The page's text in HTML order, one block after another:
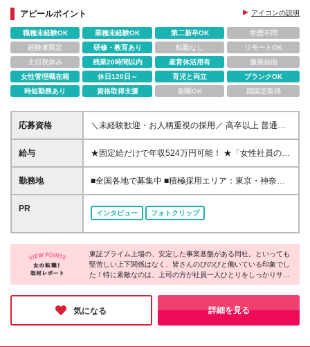
アピールポイント
アイコンの説明
職種未経験OK 業種未経験OK 第二新卒OK
学歴不問
経験者限定
研修・教育あり 転勤なし
リモートOK
土日祝休み
残業20時間以内 産育休活用有
服装自由
女性管理職在籍
休日120日～ 育児と両立
ブランクOK
時短勤務あり
資格取得支援 副業OK 国認定取得
応募資格
＼未経験歓迎・お人柄重視の採用／ 高卒以上 普通自
動車第一種運転免許取得者（AT限定可） ★職歴は全
く問いません！ 前向きにコツコツと向き合える方で
非正規社員など経歴は関係なし。 フリーターや離職
中の方、中高年の方、転職回数が多い方で 高収入を
若手からベテランまで幅広く活躍！ 20代: 28.35% 30
給与
★固定給だけで年収524万円可能！ ★「女性社員の2
人に1人」が年収600万円以上！ ★入社初年度：年収
400万～550万円+インセンティブ 月給26万3,000円～
･80～200万円※1物件着工時目安 【各種手当】 ･都
5千円 ･資格:FP3～1級(3千円～1万円) ･固定残業代[47
時間分(7万3,800円以上)]あり。ただし月平均残業は
14時間と少なめ ･固定残業代は時間外労働の有無に関
標準モデル＞ ▼初受注 最短1ヶ月 ▼営業課長補佐
最短5ヶ月 ▼営業課長 最短8ヶ月 ※営業課長昇進ま
勤務地
■全国各地で募集中 ■積極採用エリア：東京・神奈
川・埼玉・千葉・愛知 ※地元で働ける！自宅の近くを
考慮します ※社用車での通勤もOK （支店によっては
社用車通勤できない場合もございます） ※車通勤の場
合は交通費としてガソリンカード貸与 ※地元に戻って
働きたい方も歓迎します 全国に支店があるため、転
居や親の介護に伴う帰省、 ご家族の転勤といった場
合でも仕事を辞める必要はありません。 ■本社所在地
愛知県名古屋市中区丸の内2-1-33 東建本社丸の内ビ
用エリア】 岩手/宮城/山形/福島/茨城/栃木/群馬/埼玉/
千葉/東京/神奈川 新潟/富山/石川/福井/山梨/長野/岐阜/
PR
インタビュー フォトクリップ
東証プライム上場の、安定した事業基盤がある同社。といっても
堅苦しい上下関係はなく、皆さんのびのびと働いている印象でし
た！特に素敵なのは、上司の方が社員一人ひとりをしっかりサポ
ートしている点。周りから応援してもらえるから、未経験の方で
もどんな世代の方でも安心してチャレンジできそうです。さらに
基本給が高水準でインセンティブもあるからしっかり稼げるのも
ポイント！ぜひチャレンジしてみてはどうでしょうか。
気になる 詳細を見る